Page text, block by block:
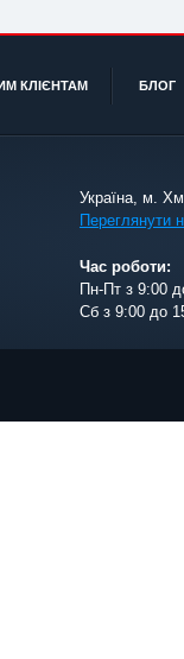
КЛІЄНТАМ БЛОГ
Україна, м.
Переглянути
Час роботи:
Пн-Пт з 9:00
Сб з 9:00 до